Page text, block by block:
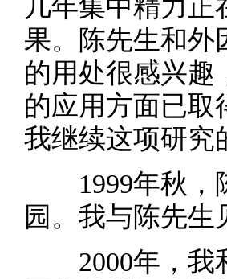
几年集中精力
果。陈先生和外
的用处很感兴趣
的应用方面已取
我继续这项研究
1999年秋，
园。我与陈先
2000年，我